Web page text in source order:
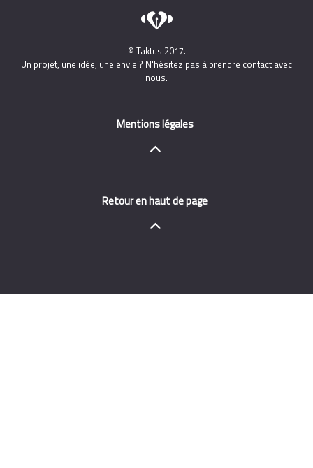
© Taktus 2017.
Un projet, une idée, une envie ? N'hésitez pas à prendre contact avec
nous.
Mentions légales
Retour en haut de page